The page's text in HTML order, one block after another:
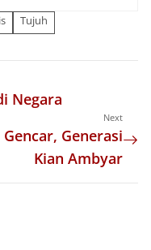
Tujuh
Negara
Next
Generasi
Kian Ambyar